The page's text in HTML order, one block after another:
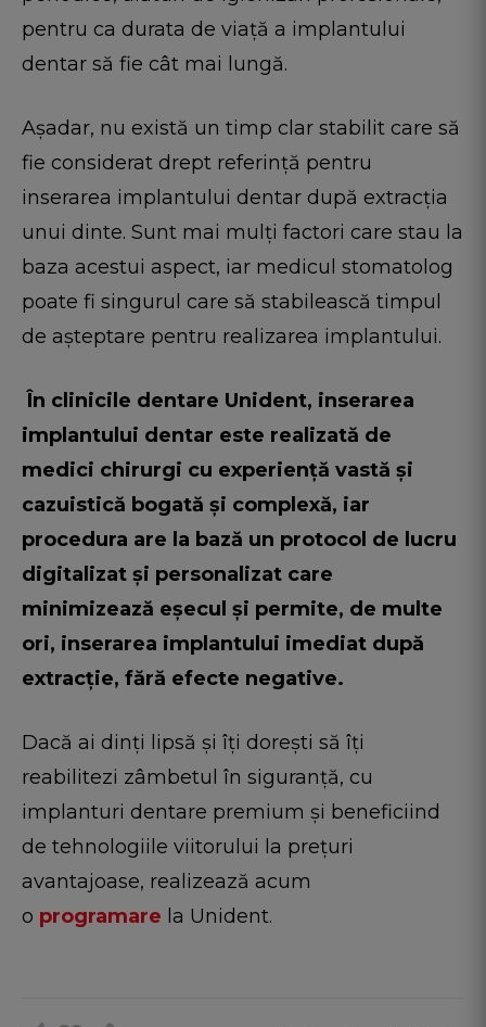
pentru ca durata de viață a implantului
dentar să fie cât mai lungă.
Așadar, nu există un timp clar stabilit care să
fie considerat drept referință pentru
inserarea implantului dentar după extracția
unui dinte. Sunt mai mulți factori care stau la
baza acestui aspect, iar medicul stomatolog
poate fi singurul care să stabilească timpul
de așteptare pentru realizarea implantului.
În clinicile dentare Unident, inserarea
implantului dentar este realizată de
medici chirurgi cu experiență vastă și
cazuistică bogată și complexă, iar
procedura are la bază un protocol de lucru
digitalizat și personalizat care
minimizează eșecul și permite, de multe
ori, inserarea implantului imediat după
extracție, fără efecte negative.
Dacă ai dinți lipsă și îți dorești să îți
reabilitezi zâmbetul în siguranță, cu
implanturi dentare premium și beneficiind
de tehnologiile viitorului la prețuri
avantajoase, realizează acum
o programare la Unident.